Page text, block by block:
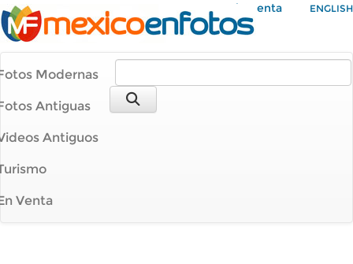
Mi Cuenta ENGLISH
Modernas
Antiguas
Antiguos
Venta